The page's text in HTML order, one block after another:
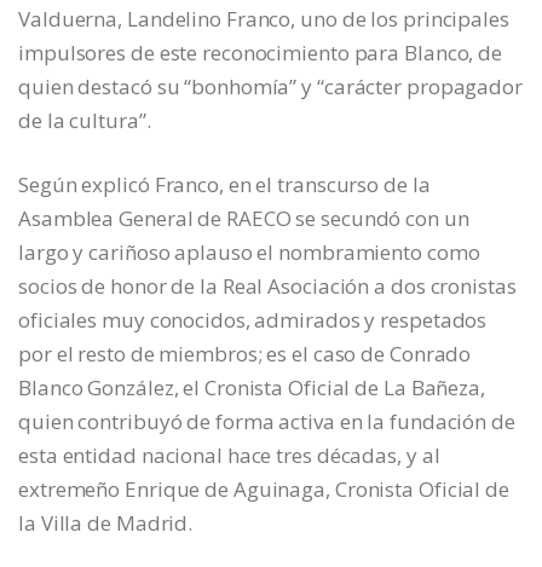
Valduerna, Landelino Franco, uno de los principales
impulsores de este reconocimiento para Blanco, de
quien destacó su “bonhomía” y “carácter propagador
de la cultura”.
Según explicó Franco, en el transcurso de la
Asamblea General de RAECO se secundó con un
largo y cariñoso aplauso el nombramiento como
socios de honor de la Real Asociación a dos cronistas
oficiales muy conocidos, admirados y respetados
por el resto de miembros; es el caso de Conrado
Blanco González, el Cronista Oficial de La Bañeza,
quien contribuyó de forma activa en la fundación de
esta entidad nacional hace tres décadas, y al
extremeño Enrique de Aguinaga, Cronista Oficial de
la Villa de Madrid.